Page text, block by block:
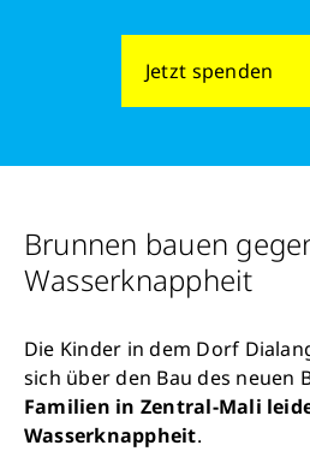
Jetzt spenden
Brunnen bauen
Wasserknappheit
Die Kinder in dem Dorf
sich über den Bau des neuen
Familien in Zentral-Mali
Wasserknappheit.